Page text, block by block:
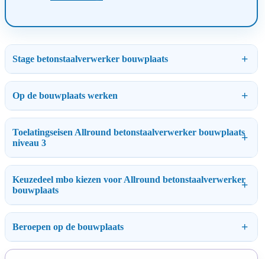
Stage betonstaalverwerker bouwplaats
Op de bouwplaats werken
Toelatingseisen Allround betonstaalverwerker bouwplaats
niveau 3
Keuzedeel mbo kiezen voor Allround betonstaalverwerker
bouwplaats
Beroepen op de bouwplaats